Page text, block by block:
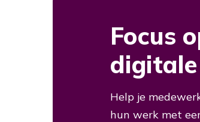
Focus
Help je
hun werk met